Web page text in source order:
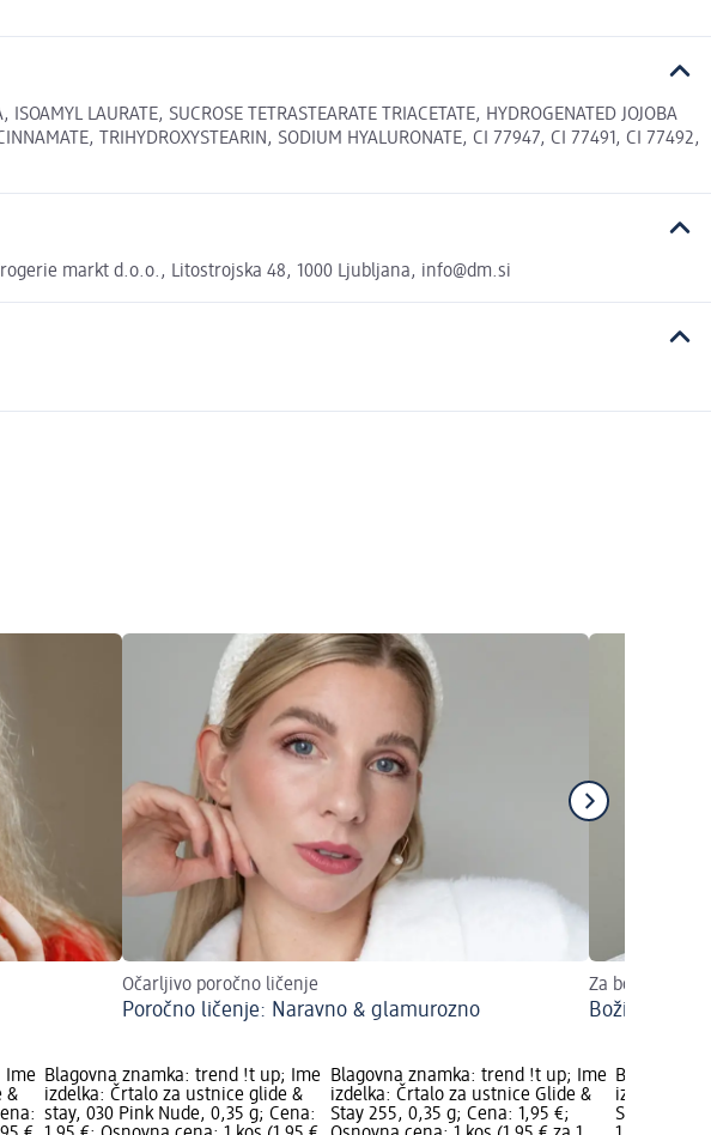
LAURATE, SUCROSE TETRASTEARATE TRIACETATE, HYDROGENATED JOJOBA
TRIHYDROXYSTEARIN, SODIUM HYALURONATE, CI 77947, CI 77491, CI 77492,
markt d.o.o., Litostrojska 48, 1000 Ljubljana, info@dm.si
Očarljivo poročno ličenje
Poročno ličenje: Naravno & glamurozno
Za božič
Božični
Ime
&
Blagovna znamka: trend !t up; Ime
izdelka: Črtalo za ustnice glide &
stay, 030 Pink Nude, 0,35 g; Cena:
Blagovna znamka: trend !t up; Ime
izdelka: Črtalo za ustnice Glide &
Stay 255, 0,35 g; Cena: 1,95 €;
Blagovna
izdelka:
Stay 220